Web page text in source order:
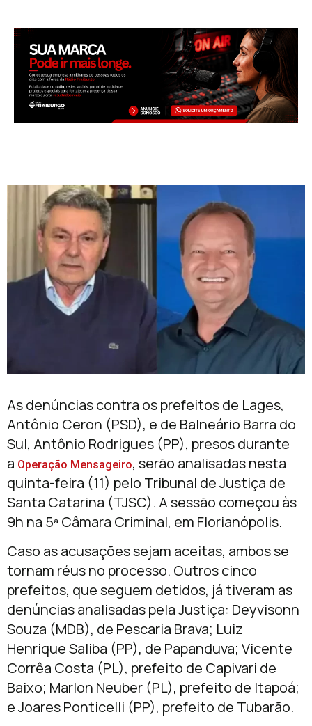
As denúncias contra os prefeitos de Lages,
Antônio Ceron (PSD), e de Balneário Barra do
Sul, Antônio Rodrigues (PP), presos durante
a Operação Mensageiro, serão analisadas nesta
quinta-feira (11) pelo Tribunal de Justiça de
Santa Catarina (TJSC). A sessão começou às
9h na 5ª Câmara Criminal, em Florianópolis.
Caso as acusações sejam aceitas, ambos se
tornam réus no processo. Outros cinco
prefeitos, que seguem detidos, já tiveram as
denúncias analisadas pela Justiça: Deyvisonn
Souza (MDB), de Pescaria Brava; Luiz
Henrique Saliba (PP), de Papanduva; Vicente
Corrêa Costa (PL), prefeito de Capivari de
Baixo; Marlon Neuber (PL), prefeito de Itapoá;
e Joares Ponticelli (PP), prefeito de Tubarão.